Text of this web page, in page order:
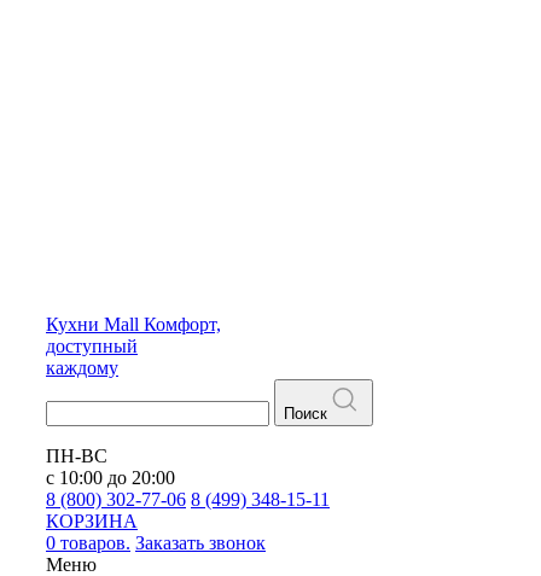
Кухни Mall Комфорт,
доступный
каждому
Поиск
ПН-ВС
с 10:00 до 20:00
8 (800) 302-77-06 8 (499) 348-15-11
КОРЗИНА
0 товаров. Заказать звонок
Меню